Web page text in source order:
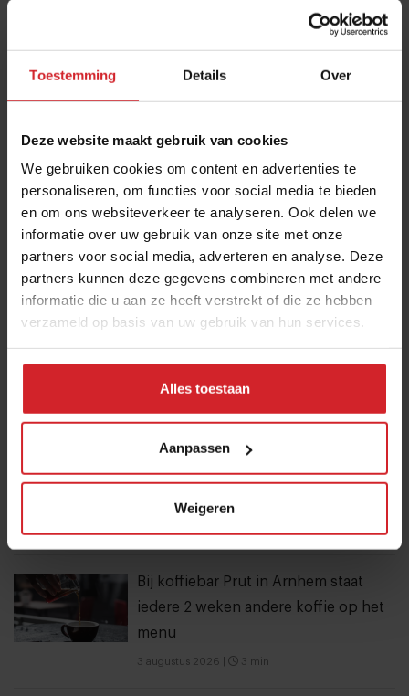
Toestemming Details Over
Deze website maakt gebruik van cookies
We gebruiken cookies om content en advertenties te
personaliseren, om functies voor social media te bieden
en om ons websiteverkeer te analyseren. Ook delen we
informatie over uw gebruik van onze site met onze
partners voor social media, adverteren en analyse. Deze
partners kunnen deze gegevens combineren met andere
informatie die u aan ze heeft verstrekt of die ze hebben
verzameld op basis van uw gebruik van hun services.
Alles toestaan
Aanpassen
Weigeren
THANKS
Klik hier
voor meer informatie.
Best gelezen artikelen
Joris Bijdendijk en Samuel Levie
openen eenmalig pop-uprestaurant
Café de Lepel
Bangkok is tegenwoordig meer dan
dampende noedelsoep
3 augustus 2026| 3 min
Eten in Amsterdam: van verscholen
eetcafés tot De Strip in Noord
Bij koffiebar Prut in Arnhem staat
iedere 2 weken andere koffie op het
menu
3 augustus 2026 3 min